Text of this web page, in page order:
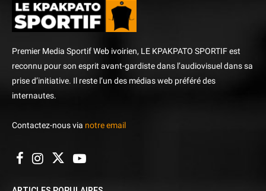
Premier Media Sportif Web ivoirien, LE KPAKPATO SPORTIF est
reconnu pour son esprit avant-gardiste dans l’audiovisuel dans sa
prise d’initiative. Il reste l’un des médias web préféré des
internautes.
Contactez-nous via notre email